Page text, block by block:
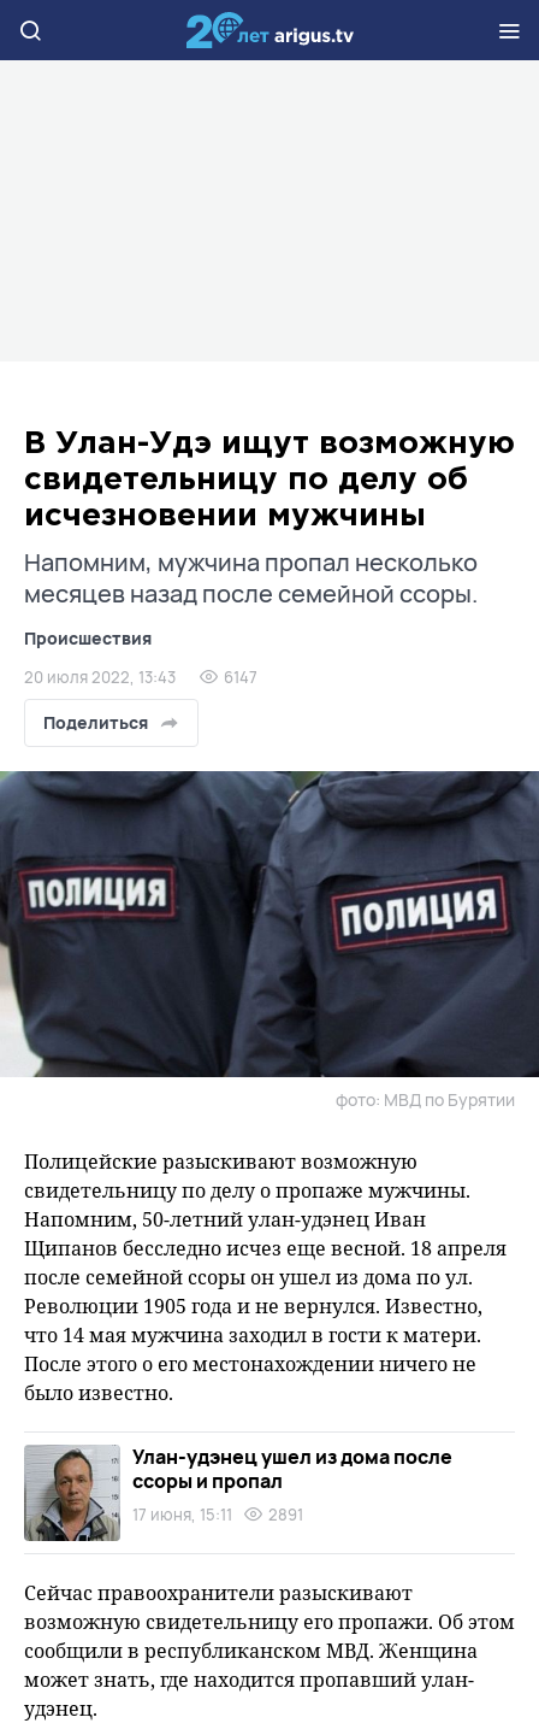
В Улан-Удэ ищут возможную
свидетельницу по делу об
исчезновении мужчины
Напомним, мужчина пропал несколько
месяцев назад после семейной ссоры.
Происшествия
20 июля 2022, 13:43 6147
Поделиться
фото: МВД по Бурятии
Полицейские разыскивают возможную
свидетельницу по делу о пропаже мужчины.
Напомним, 50-летний улан-удэнец Иван
Щипанов бесследно исчез еще весной. 18 апреля
после семейной ссоры он ушел из дома по ул.
Революции 1905 года и не вернулся. Известно,
что 14 мая мужчина заходил в гости к матери.
После этого о его местонахождении ничего не
было известно.
Улан-удэнец ушел из дома после
ссоры и пропал
17 июня, 15:11 2891
Сейчас правоохранители разыскивают
возможную свидетельницу его пропажи. Об этом
сообщили в республиканском МВД. Женщина
может знать, где находится пропавший улан-
удэнец.